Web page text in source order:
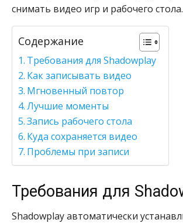
снимать видео игр и рабочего стола.
Содержание
Требования для Shadowplay
Как записывать видео
Мгновенный повтор
Лучшие моменты
Запись рабочего стола
Куда сохраняется видео
Проблемы при записи
Требования для
Shadowplay автоматически